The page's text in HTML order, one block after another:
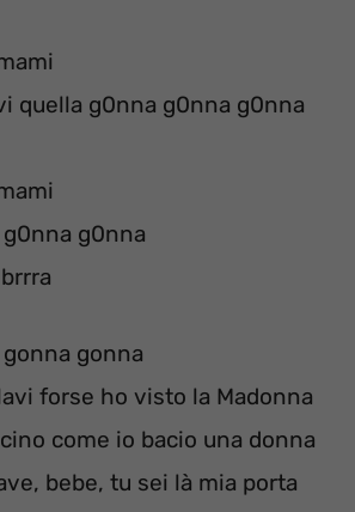
quella g0nna g0nna g0nna
g0nna
gonna
forse ho visto la Madonna
come io bacio una donna
bebe, tu sei là mia porta